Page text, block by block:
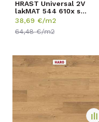
HRAST Universal 2V
lakMAT 544 610x s
greškom 11/180/220...
38,69 €/m2
64,48€/m2